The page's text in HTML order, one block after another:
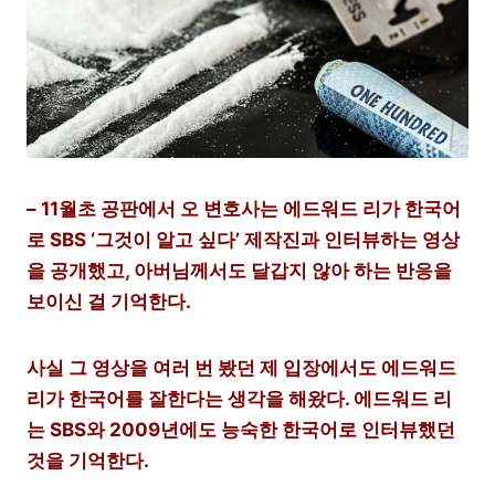
– 11월초 공판에서 오 변호사는 에드워드 리가 한국어
로 SBS ‘그것이 알고 싶다’ 제작진과 인터뷰하는 영상
을 공개했고, 아버님께서도 달갑지 않아 하는 반응을
보이신 걸 기억한다.
사실 그 영상을 여러 번 봤던 제 입장에서도 에드워드
리가 한국어를 잘한다는 생각을 해왔다. 에드워드 리
는 SBS와 2009년에도 능숙한 한국어로 인터뷰했던
것을 기억한다.